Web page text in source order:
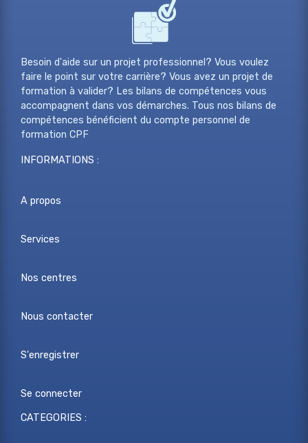
Besoin d'aide sur un projet professionnel? Vous voulez
faire le point sur votre carrière? Vous avez un projet de
formation à valider? Les bilans de compétences vous
accompagnent dans vos démarches. Tous nos bilans de
compétences bénéficient du compte personnel de
formation CPF
INFORMATIONS :
A propos
Services
Nos centres
Nous contacter
S'enregistrer
Se connecter
CATEGORIES :